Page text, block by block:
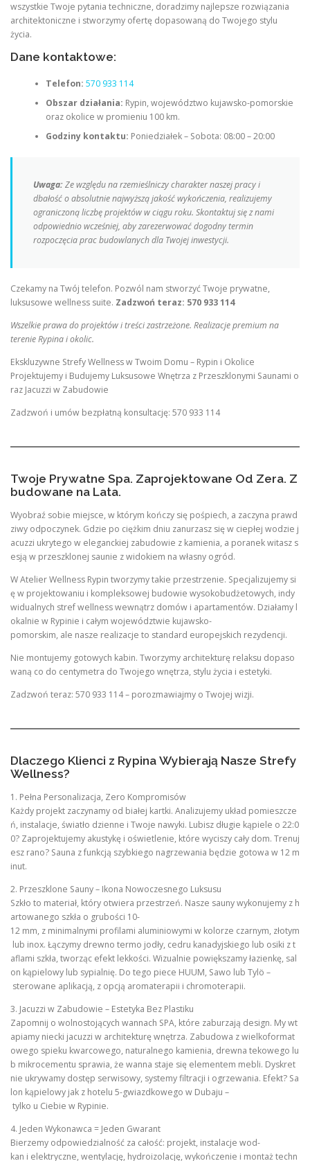
wszystkie Twoje pytania techniczne, doradzimy najlepsze rozwiązania
architektoniczne i stworzymy ofertę dopasowaną do Twojego stylu
życia.
Dane kontaktowe:
Telefon: 570 933 114
Obszar działania: Rypin, województwo kujawsko-pomorskie
oraz okolice w promieniu 100 km.
Godziny kontaktu: Poniedziałek – Sobota: 08:00 – 20:00
Uwaga:Ze względu na rzemieślniczy charakter naszej pracy i
dbałość o absolutnie najwyższą jakość wykończenia, realizujemy
ograniczoną liczbę projektów w ciągu roku. Skontaktuj się z nami
odpowiednio wcześniej, aby zarezerwować dogodny termin
rozpoczęcia prac budowlanych dla Twojej inwestycji.
Czekamy na Twój telefon. Pozwól nam stworzyć Twoje prywatne,
luksusowe wellness suite. Zadzwoń teraz: 570 933 114
Wszelkie prawa do projektów i treści zastrzeżone. Realizacje premium na
terenie Rypina i okolic.
Ekskluzywne Strefy Wellness w Twoim Domu – Rypin i Okolice
Projektujemy i Budujemy Luksusowe Wnętrza z Przeszklonymi Saunami o
raz Jacuzzi w Zabudowie
Zadzwoń i umów bezpłatną konsultację: 570 933 114
Twoje Prywatne Spa. Zaprojektowane Od Zera. Z
budowane na Lata.
Wyobraź sobie miejsce, w którym kończy się pośpiech, a zaczyna prawd
ziwy odpoczynek. Gdzie po ciężkim dniu zanurzasz się w ciepłej wodzie j
acuzzi ukrytego w eleganckiej zabudowie z kamienia, a poranek witasz s
esją w przeszklonej saunie z widokiem na własny ogród.
W Atelier Wellness Rypin tworzymy takie przestrzenie. Specjalizujemy si
ę w projektowaniu i kompleksowej budowie wysokobudżetowych, indy
widualnych stref wellness wewnątrz domów i apartamentów. Działamy l
okalnie w Rypinie i całym województwie kujawsko-
pomorskim, ale nasze realizacje to standard europejskich rezydencji.
Nie montujemy gotowych kabin. Tworzymy architekturę relaksu dopaso
waną co do centymetra do Twojego wnętrza, stylu życia i estetyki.
Zadzwoń teraz: 570 933 114 – porozmawiajmy o Twojej wizji.
Dlaczego Klienci z Rypina Wybierają Nasze Strefy
Wellness?
1. Pełna Personalizacja, Zero Kompromisów
Każdy projekt zaczynamy od białej kartki. Analizujemy układ pomieszcze
ń, instalacje, światło dzienne i Twoje nawyki. Lubisz długie kąpiele o 22:0
0? Zaprojektujemy akustykę i oświetlenie, które wyciszy cały dom. Trenuj
esz rano? Sauna z funkcją szybkiego nagrzewania będzie gotowa w 12 m
inut.
2. Przeszklone Sauny – Ikona Nowoczesnego Luksusu
Szkło to materiał, który otwiera przestrzeń. Nasze sauny wykonujemy z h
artowanego szkła o grubości 10-
12 mm, z minimalnymi profilami aluminiowymi w kolorze czarnym, złotym
lub inox. Łączymy drewno termo jodły, cedru kanadyjskiego lub osiki z t
aflami szkła, tworząc efekt lekkości. Wizualnie powiększamy łazienkę, sal
on kąpielowy lub sypialnię. Do tego piece HUUM, Sawo lub Tylö –
sterowane aplikacją, z opcją aromaterapii i chromoterapii.
3. Jacuzzi w Zabudowie – Estetyka Bez Plastiku
Zapomnij o wolnostojących wannach SPA, które zaburzają design. My wt
apiamy niecki jacuzzi w architekturę wnętrza. Zabudowa z wielkoformat
owego spieku kwarcowego, naturalnego kamienia, drewna tekowego lu
b mikrocementu sprawia, że wanna staje się elementem mebli. Dyskret
nie ukrywamy dostęp serwisowy, systemy filtracji i ogrzewania. Efekt? Sa
lon kąpielowy jak z hotelu 5-gwiazdkowego w Dubaju –
tylko u Ciebie w Rypinie.
4. Jeden Wykonawca = Jeden Gwarant
Bierzemy odpowiedzialność za całość: projekt, instalacje wod-
kan i elektryczne, wentylację, hydroizolację, wykończenie i montaż techn